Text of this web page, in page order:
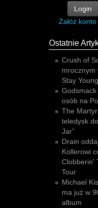
Login
Załóż konto
Ostatnie
Crush of
mrocznym
Stay
Godsmack
osób na
The
teledysk
Jar”
Drain
Kollerowi
Clobberin'
Tour
Michael
ma już w
album